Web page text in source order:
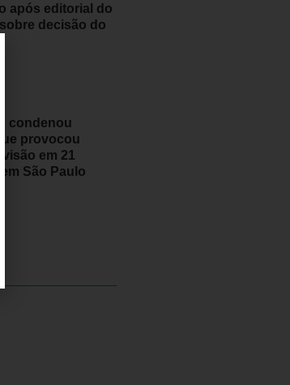
após editorial do
decisão do
condenou
provocou
visão em 21
São Paulo